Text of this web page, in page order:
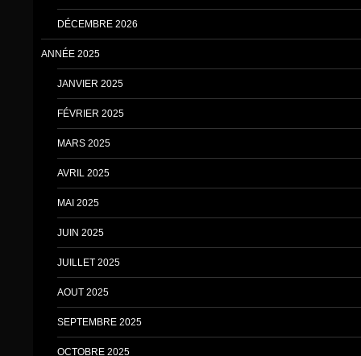
DÉCEMBRE 2026
ANNÉE 2025
JANVIER 2025
FÉVRIER 2025
MARS 2025
AVRIL 2025
MAI 2025
JUIN 2025
JUILLET 2025
AOUT 2025
SEPTEMBRE 2025
OCTOBRE 2025